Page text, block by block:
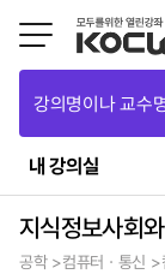
강의명이나 교수
내 강의실
지식정보사회
공학 >컴퓨터ㆍ통신 >